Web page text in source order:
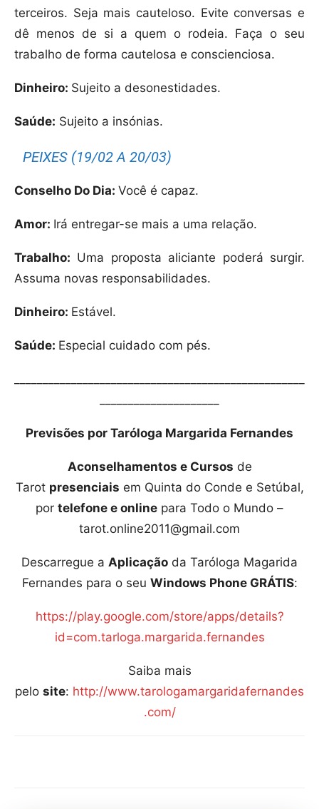
terceiros. Seja mais cauteloso. Evite conversas e
dê menos de si a quem o rodeia. Faça o seu
trabalho de forma cautelosa e conscienciosa.
Dinheiro: Sujeito a desonestidades.
Saúde: Sujeito a insónias.
PEIXES (19/02 A 20/03)
Conselho Do Dia: Você é capaz.
Amor: Irá entregar-se mais a uma relação.
Trabalho: Uma proposta aliciante poderá surgir.
Assuma novas responsabilidades.
Dinheiro: Estável.
Saúde: Especial cuidado com pés.
Previsões por Taróloga Margarida Fernandes
Aconselhamentos e Cursos de
Tarot presenciais em Quinta do Conde e Setúbal,
por telefone e online para Todo o Mundo –
tarot.online2011@gmail.com
Descarregue a Aplicação da Taróloga Magarida
Fernandes para o seu Windows Phone GRÁTIS:
https://play.google.com/store/apps/details?
id=com.tarloga.margarida.fernandes
Saiba mais
pelo site: http://www.tarologamargaridafernandes
.com/